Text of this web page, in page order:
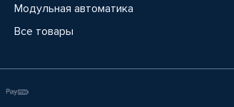
Модульная автоматика
Все товары